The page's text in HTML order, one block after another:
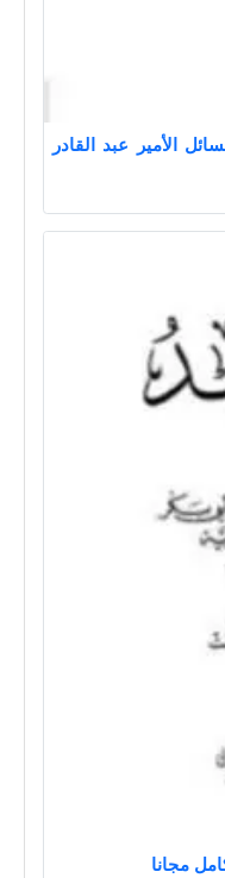
الأمير عبد القادر